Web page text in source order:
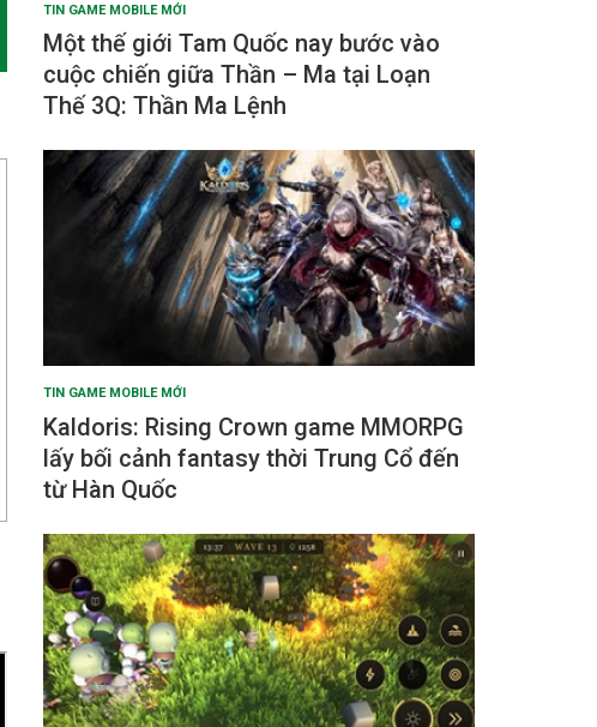
TIN GAME MOBILE MỚI
Một thế giới Tam Quốc nay bước vào
cuộc chiến giữa Thần – Ma tại Loạn
Thế 3Q: Thần Ma Lệnh
TIN GAME MOBILE MỚI
Kaldoris: Rising Crown game MMORPG
lấy bối cảnh fantasy thời Trung Cổ đến
từ Hàn Quốc